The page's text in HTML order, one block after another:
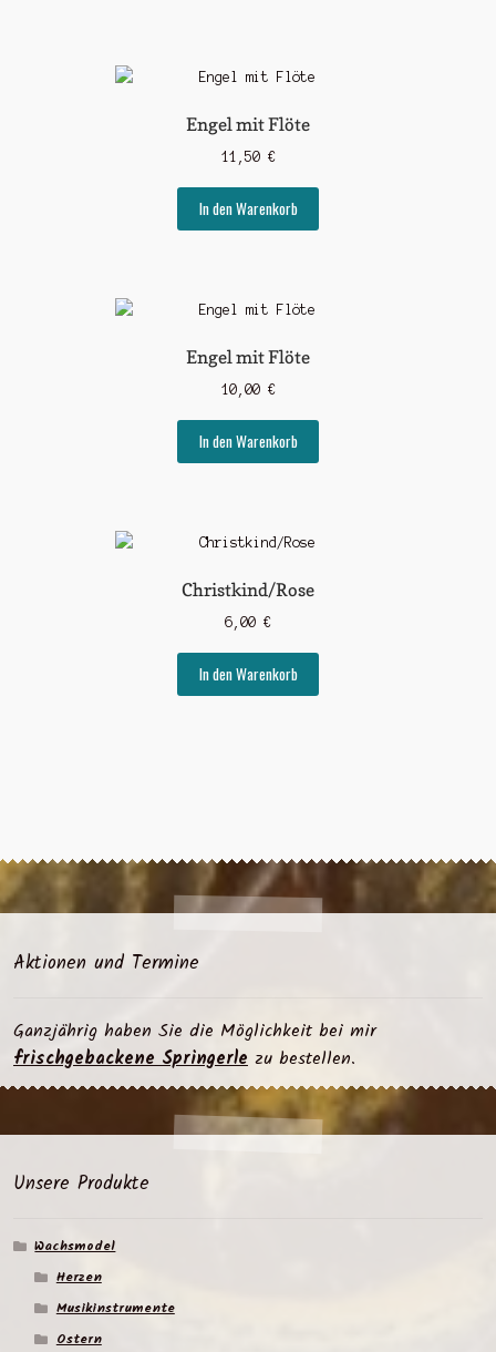
Engel mit Flöte
11,50 €
In den Warenkorb
Engel mit Flöte
10,00 €
In den Warenkorb
Christkind/Rose
6,00 €
In den Warenkorb
Aktionen und Termine
Ganzjährig haben Sie die Möglichkeit bei mir
frischgebackene Springerlezu bestellen.
Unsere Produkte
Wachsmodel
Herzen
Musikinstrumente
Ostern